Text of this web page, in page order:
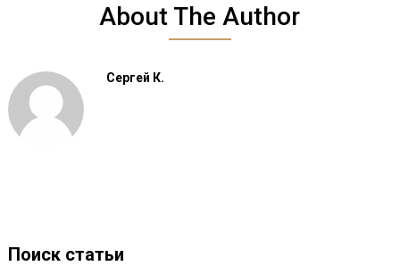
About The Author
Сергей К.
Поиск статьи